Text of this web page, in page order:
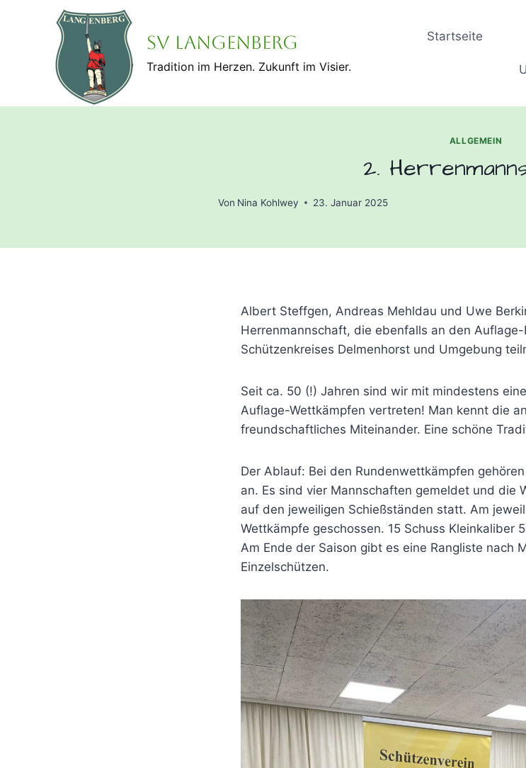
SV Langenberg
Tradition im Herzen. Zukunft im Visier.
Startseite
ALLGEMEIN
2.
Von Nina Kohlwey 23. Januar 2025
Albert Steffgen, Andreas Mehldau und Uwe
Herrenmannschaft, die ebenfalls an den
Schützenkreises Delmenhorst und Umgebung
Seit ca. 50 (!) Jahren sind wir mit mindestens
Auflage-Wettkämpfen vertreten! Man kennt die
freundschaftliches Miteinander. Eine schöne
Der Ablauf: Bei den Rundenwettkämpfen
an. Es sind vier Mannschaften gemeldet und die
auf den jeweiligen Schießständen statt. Am
Wettkämpfe geschossen. 15 Schuss Kleinkaliber
Am Ende der Saison gibt es eine Rangliste nach
Einzelschützen.